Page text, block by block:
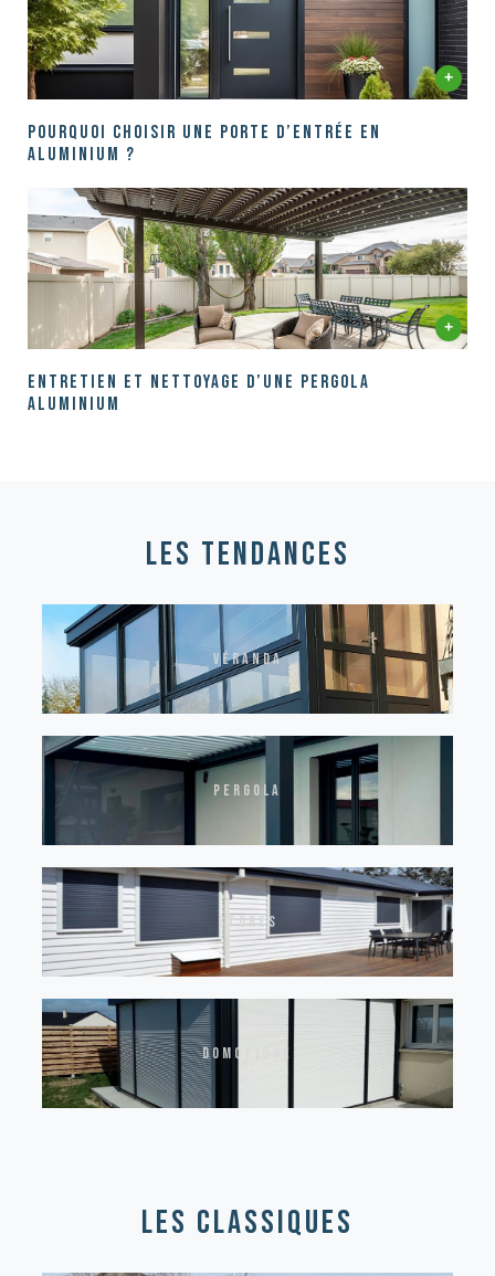
Pourquoi choisir une porte d’entrée en
aluminium ?
Entretien et nettoyage d’une pergola
aluminium
les tendances
véranda
pergola
stores
domotique
les classiques